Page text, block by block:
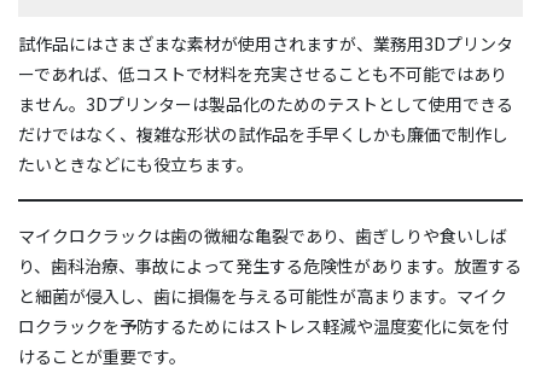
試作品にはさまざまな素材が使用されますが、業務用3Dプリンタ
ーであれば、低コストで材料を充実させることも不可能ではあり
ません。3Dプリンターは製品化のためのテストとして使用できる
だけではなく、複雑な形状の試作品を手早くしかも廉価で制作し
たいときなどにも役立ちます。
マイクロクラックは歯の微細な亀裂であり、歯ぎしりや食いしば
り、歯科治療、事故によって発生する危険性があります。放置する
と細菌が侵入し、歯に損傷を与える可能性が高まります。マイク
ロクラックを予防するためにはストレス軽減や温度変化に気を付
けることが重要です。